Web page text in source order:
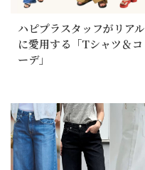
ハピプラスタッフがリアル
に愛用する「Tシャツ＆コ
ーデ」